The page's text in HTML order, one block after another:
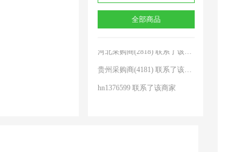
全部商品
河南采购商(2231) 联系了该商家